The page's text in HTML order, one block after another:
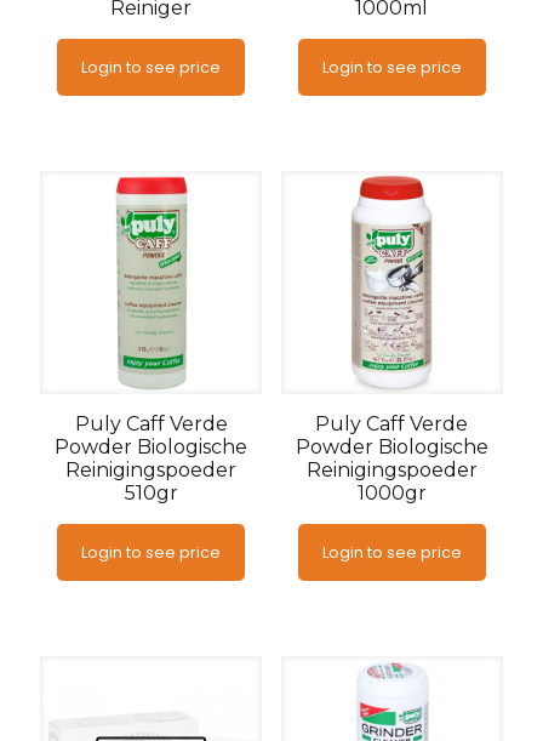
Reiniger
Login to see price
1000ml
Login to see price
Puly Caff Verde
Powder Biologische
Reinigingspoeder
510gr
Login to see price
Puly Caff Verde
Powder Biologische
Reinigingspoeder
1000gr
Login to see price